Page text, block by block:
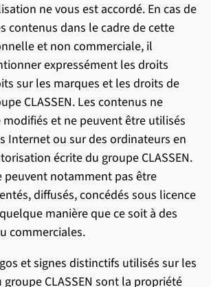
ne vous est accordé. En cas de
contenus dans le cadre de cette
et non commerciale, il
expressément les droits
sur les marques et les droits de
CLASSEN. Les contenus ne
et ne peuvent être utilisés
Internet ou sur des ordinateurs en
écrite du groupe CLASSEN.
peuvent notamment pas être
diffusés, concédés sous licence
manière que ce soit à des
commerciales.
et signes distinctifs utilisés sur les
CLASSEN sont la propriété